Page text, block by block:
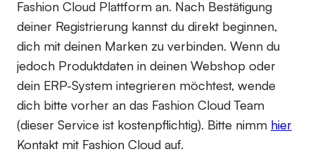
Fashion Cloud Plattform an. Nach Bestätigung
deiner Registrierung kannst du direkt beginnen,
dich mit deinen Marken zu verbinden. Wenn du
jedoch Produktdaten in deinen Webshop oder
dein ERP-System integrieren möchtest, wende
dich bitte vorher an das Fashion Cloud Team
(dieser Service ist kostenpflichtig). Bitte nimm hier
Kontakt mit Fashion Cloud auf.